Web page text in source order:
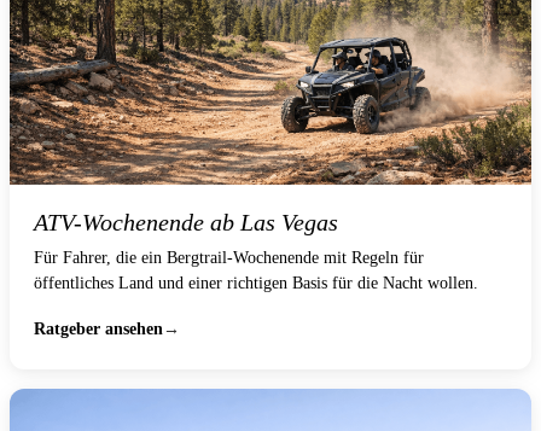
ATV-Wochenende ab Las Vegas
Für Fahrer, die ein Bergtrail-Wochenende mit Regeln für
öffentliches Land und einer richtigen Basis für die Nacht wollen.
Ratgeber ansehen